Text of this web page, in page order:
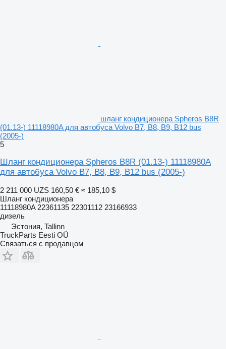
шланг кондиционера Spheros B8R
(01.13-) 11118980A для автобуса Volvo B7, B8, B9, B12 bus
(2005-)
5
Шланг кондиционера Spheros B8R (01.13-) 11118980A
для автобуса Volvo B7, B8, B9, B12 bus (2005-)
2 211 000 UZS 160,50 € ≈ 185,10 $
Шланг кондиционера
11118980A 22361135 22301112 23166933
дизель
Эстония, Tallinn
TruckParts Eesti OÜ
Связаться с продавцом